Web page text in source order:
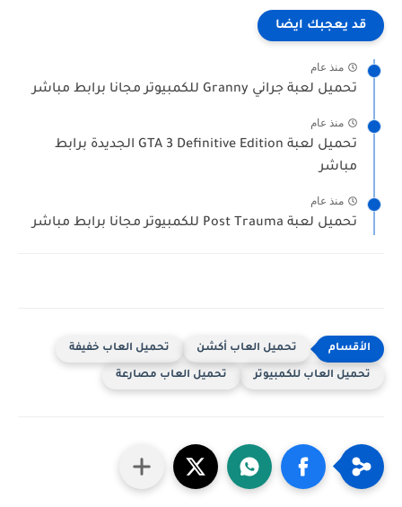
قد يعجبك ايضا
منذ عام
تحميل لعبة جراني Granny للكمبيوتر مجانا برابط مباشر
منذ عام
تحميل لعبة GTA 3 Definitive Edition الجديدة برابط
مباشر
منذ عام
تحميل لعبة Post Trauma للكمبيوتر مجانا برابط مباشر
تحميل العاب أكشن تحميل العاب خفيفة
تحميل العاب للكمبيوتر تحميل العاب مصارعة